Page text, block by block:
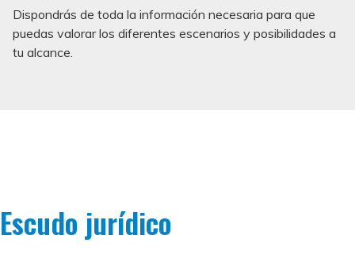
Dispondrás de toda la información necesaria para que
puedas valorar los diferentes escenarios y posibilidades a
tu alcance.
Escudo jurídico